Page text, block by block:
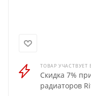
ТОВАР УЧАСТВУЕТ
Скидка 7%
радиаторов